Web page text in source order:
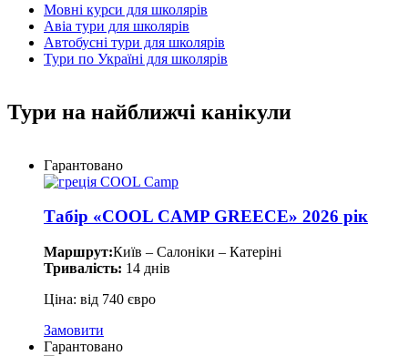
Мовні курси для школярів
Авіа тури для школярів
Автобусні тури для школярів
Тури по Україні для школярів
Тури на найближчі канікули
Гарантовано
Табір «COOL CAMP GREECE» 2026 рік
Маршрут:Київ – Салоніки – Катеріні
Тривалість: 14 днів
Ціна: від 740 євро
Замовити
Гарантовано